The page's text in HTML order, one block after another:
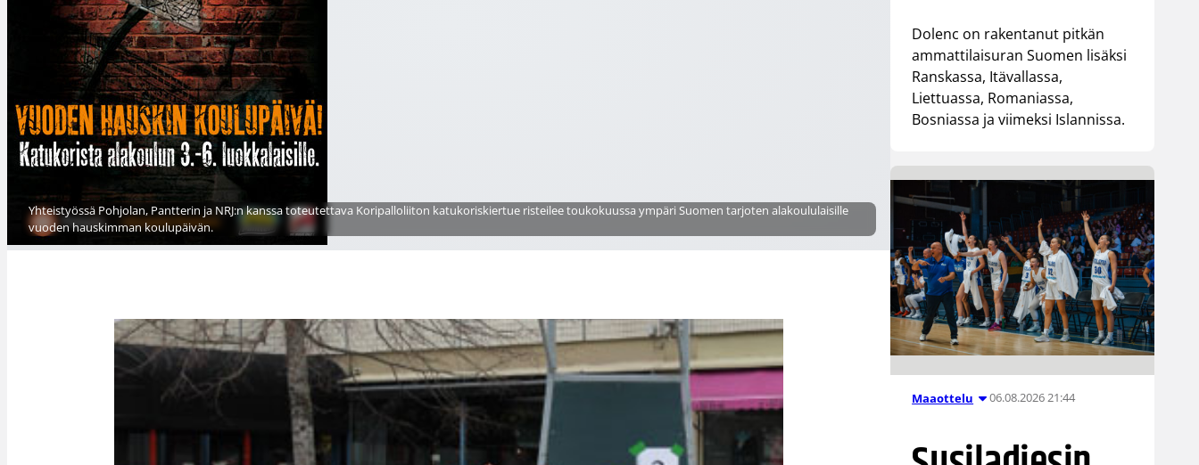
Yhteistyössä Pohjolan, Pantterin ja NRJ:n kanssa toteutettava Koripalloliiton katukoriskiertue risteilee toukokuussa ympäri Suomen tarjoten alakoululaisille
vuoden hauskimman koulupäivän.
Dolenc on rakentanut pitkän
ammattilaisuran Suomen lisäksi
Ranskassa, Itävallassa,
Liettuassa, Romaniassa,
Bosniassa ja viimeksi Islannissa.
Maaottelu 06.08.2026 21:44